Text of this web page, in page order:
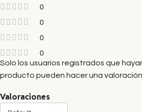
0
0
0
0
Valoraciones
Solo los usuarios registrados que
producto pueden hacer una valoración.